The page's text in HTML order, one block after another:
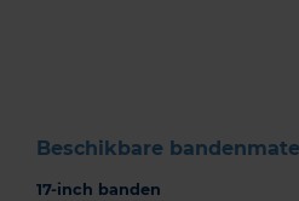
Beschikbare
17-inch banden